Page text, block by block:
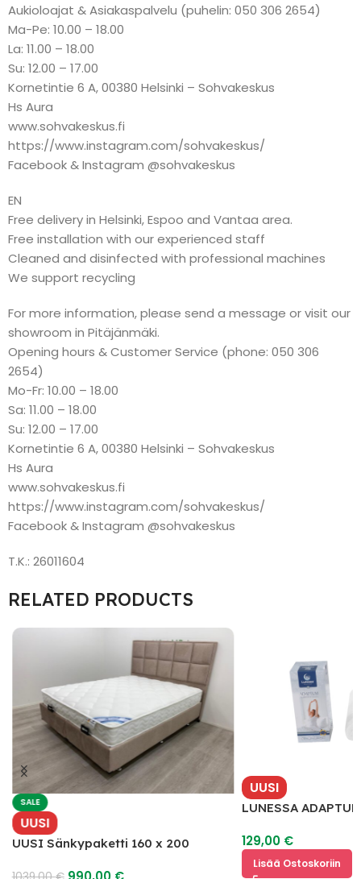
Aukioloajat & Asiakaspalvelu (puhelin: 050 306 2654)
Ma-Pe: 10.00 – 18.00
La: 11.00 – 18.00
Su: 12.00 – 17.00
Kornetintie 6 A, 00380 Helsinki – Sohvakeskus
Hs Aura
www.sohvakeskus.fi
https://www.instagram.com/sohvakeskus/
Facebook & Instagram @sohvakeskus
EN
Free delivery in Helsinki, Espoo and Vantaa area.
Free installation with our experienced staff
Cleaned and disinfected with professional machines
We support recycling
For more information, please send a message or visit our
showroom in Pitäjänmäki.
Opening hours & Customer Service (phone: 050 306
2654)
Mo-Fr: 10.00 – 18.00
Sa: 11.00 – 18.00
Su: 12.00 – 17.00
Kornetintie 6 A, 00380 Helsinki – Sohvakeskus
Hs Aura
www.sohvakeskus.fi
https://www.instagram.com/sohvakeskus/
Facebook & Instagram @sohvakeskus
T.K.: 26011604
RELATED PRODUCTS
SALE
UUSI
UUSI Sänkypaketti 160 x 200
UUSI
LUNESSA
129,00 €
Lisää Ostoskoriin